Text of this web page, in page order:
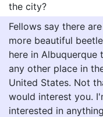
the city?
Fellows say there are
more beautiful
here in Albuquerque
any other place in
United States. Not
would interest you.
interested in anything